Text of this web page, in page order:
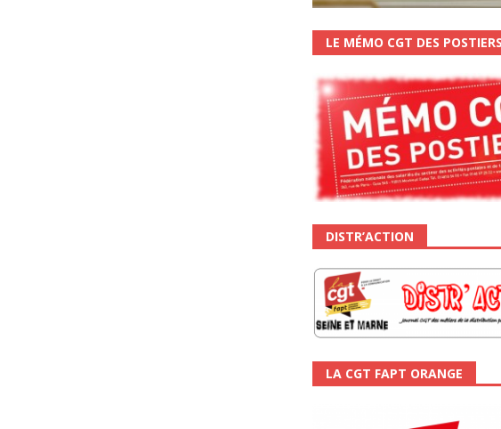
LE MÉMO CGT DES
DISTR’ACTION
LA CGT FAPT ORANGE